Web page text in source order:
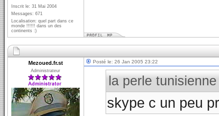
Inscrit le: 31 Mai 2004
Messages: 671
Localisation: quel part dans ce
monde !!!!!! dans un des
continents :)
Mezoued.fr.st
Administrateur
Posté le: 26 Jan 2005 23:22
la perle
skype c un peu